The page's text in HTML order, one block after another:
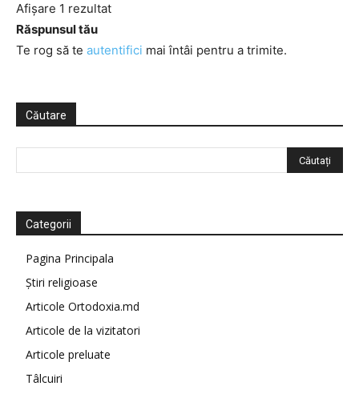
Afișare 1 rezultat
Răspunsul tău
Te rog să te autentifici mai întâi pentru a trimite.
Căutare
Categorii
Pagina Principala
Știri religioase
Articole Ortodoxia.md
Articole de la vizitatori
Articole preluate
Tâlcuiri